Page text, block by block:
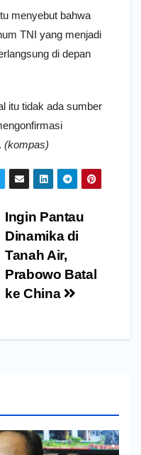
menyebut bahwa
TNI yang menjadi
di depan
itu tidak ada sumber
(kompas)
Ingin Pantau
Dinamika di
Tanah Air,
Prabowo Batal
ke China